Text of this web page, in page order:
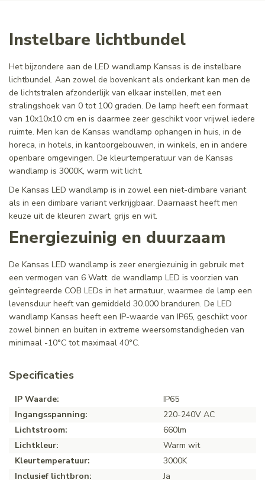
Instelbare lichtbundel
Het bijzondere aan de LED wandlamp Kansas is de instelbare
lichtbundel. Aan zowel de bovenkant als onderkant kan men de
de lichtstralen afzonderlijk van elkaar instellen, met een
stralingshoek van 0 tot 100 graden. De lamp heeft een formaat
van 10x10x10 cm en is daarmee zeer geschikt voor vrijwel iedere
ruimte. Men kan de Kansas wandlamp ophangen in huis, in de
horeca, in hotels, in kantoorgebouwen, in winkels, en in andere
openbare omgevingen. De kleurtemperatuur van de Kansas
wandlamp is 3000K, warm wit licht.
De Kansas LED wandlamp is in zowel een niet-dimbare variant
als in een dimbare variant verkrijgbaar. Daarnaast heeft men
keuze uit de kleuren zwart, grijs en wit.
Energiezuinig en duurzaam
De Kansas LED wandlamp is zeer energiezuinig in gebruik met
een vermogen van 6 Watt. de wandlamp LED is voorzien van
geïntegreerde COB LEDs in het armatuur, waarmee de lamp een
levensduur heeft van gemiddeld 30.000 branduren. De LED
wandlamp Kansas heeft een IP-waarde van IP65, geschikt voor
zowel binnen en buiten in extreme weersomstandigheden van
minimaal -10°C tot maximaal 40°C.
Specificaties
IP Waarde:
IP65
Ingangsspanning:
220-240V AC
Lichtstroom:
660lm
Lichtkleur:
Warm wit
Kleurtemperatuur:
3000K
Inclusief lichtbron:
Ja